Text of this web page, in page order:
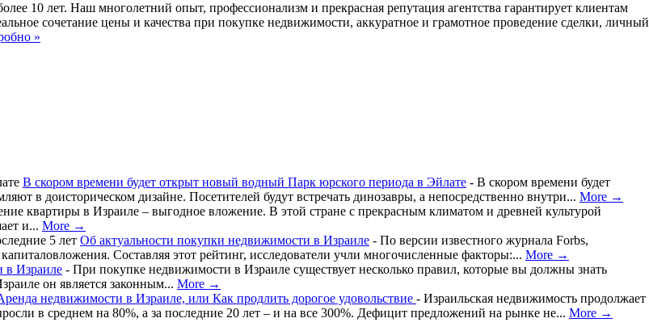
10 лет. Наш многолетний опыт, профессионализм и прекрасная репутация агентства гарантирует клиентам
сочетание цены и качества при покупке недвижимости, аккуратное и грамотное проведение сделки, личный
»
В скором времени будет открыт новый водный Парк юрского периода в Эйлате - В скором времени будет
в доисторическом дизайне. Посетителей будут встречать динозавры, а непосредственно внутри... More →
квартиры в Израиле – выгодное вложение. В этой стране с прекрасным климатом и древней культурой
и... More →
Об актуальности покупки недвижимости в Израиле - По версии известного журнала Forbs,
Составляя этот рейтинг, исследователи учли многочисленные факторы:... More →
в Израиле - При покупке недвижимости в Израиле существует несколько правил, которые вы должны знать
он является законным... More →
недвижимости в Израиле, или Как продлить дорогое удовольствие - Израильская недвижимость продолжает
в среднем на 80%, а за последние 20 лет – и на все 300%. Дефицит предложений на рынке не... More →